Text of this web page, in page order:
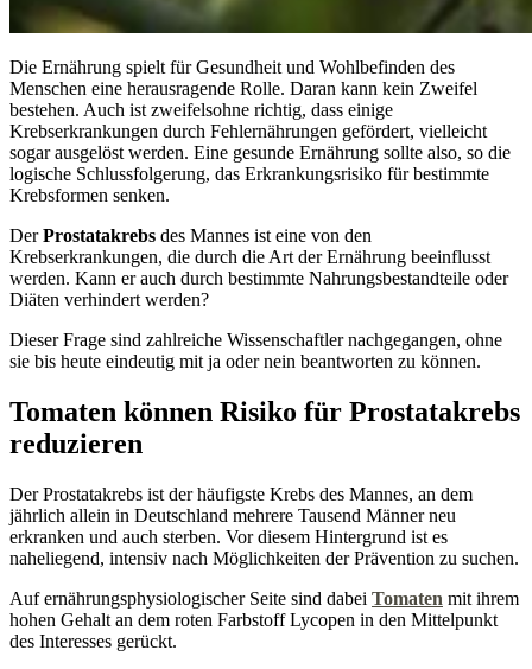
Die Ernährung spielt für Gesundheit und Wohlbefinden des
Menschen eine herausragende Rolle. Daran kann kein Zweifel
bestehen. Auch ist zweifelsohne richtig, dass einige
Krebserkrankungen durch Fehlernährungen gefördert, vielleicht
sogar ausgelöst werden. Eine gesunde Ernährung sollte also, so die
logische Schlussfolgerung, das Erkrankungsrisiko für bestimmte
Krebsformen senken.
DerProstatakrebs des Mannes ist eine von den
Krebserkrankungen, die durch die Art der Ernährung beeinflusst
werden. Kann er auch durch bestimmte Nahrungsbestandteile oder
Diäten verhindert werden?
Dieser Frage sind zahlreiche Wissenschaftler nachgegangen, ohne
sie bis heute eindeutig mit ja oder nein beantworten zu können.
Tomaten können Risiko für Prostatakrebs
reduzieren
Der Prostatakrebs ist der häufigste Krebs des Mannes, an dem
jährlich allein in Deutschland mehrere Tausend Männer neu
erkranken und auch sterben. Vor diesem Hintergrund ist es
naheliegend, intensiv nach Möglichkeiten der Prävention zu suchen.
Auf ernährungsphysiologischer Seite sind dabei Tomaten mit ihrem
hohen Gehalt an dem roten Farbstoff Lycopen in den Mittelpunkt
des Interesses gerückt.